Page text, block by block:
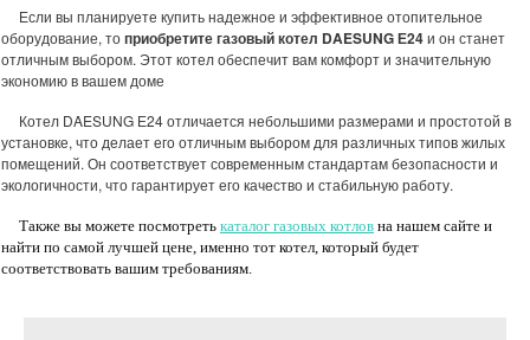
Если вы планируете купить надежное и эффективное отопительное
оборудование, топриобретите газовый котел DAESUNG Е24и он станет
отличным выбором. Этот котел обеспечит вам комфорт и значительную
экономию в вашем доме
Котел DAESUNG Е24 отличается небольшими размерами и простотой в
установке, что делает его отличным выбором для различных типов жилых
помещений. Он соответствует современным стандартам безопасности и
экологичности, что гарантирует его качество и стабильную работу.
Также вы можете посмотреть каталог газовых котлов на нашем сайте и
найти по самой лучшей цене, именно тот котел, который будет
соответствовать вашим требованиям.